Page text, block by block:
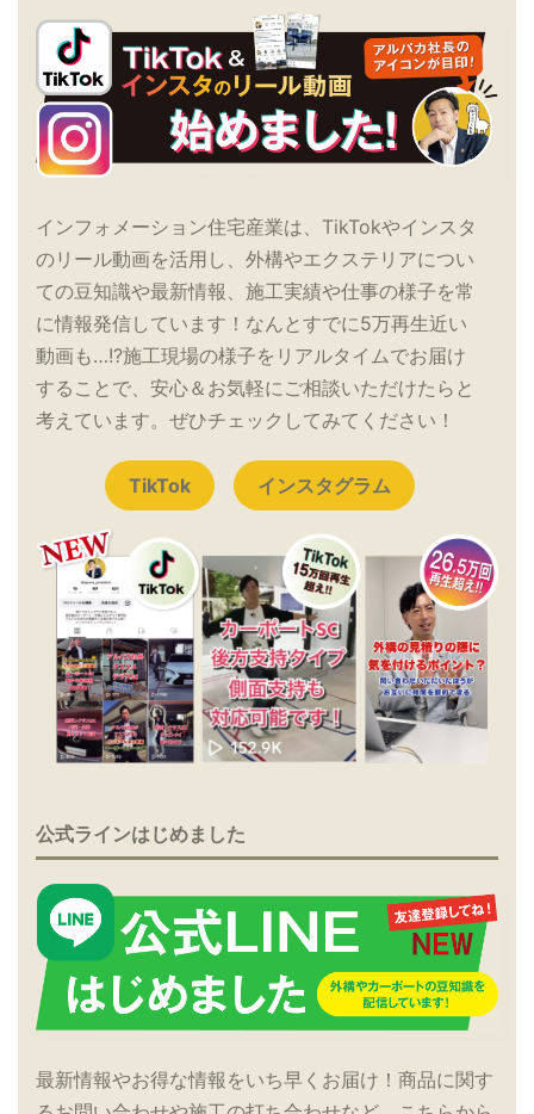
インフォメーション住宅産業は、TikTokやインスタ
のリール動画を活用し、外構やエクステリアについ
ての豆知識や最新情報、施工実績や仕事の様子を常
に情報発信しています！なんとすでに5万再生近い
動画も…!?施工現場の様子をリアルタイムでお届け
することで、安心＆お気軽にご相談いただけたらと
考えています。ぜひチェックしてみてください！
TikTok インスタグラム
公式ラインはじめました
最新情報やお得な情報をいち早くお届け！商品に関す